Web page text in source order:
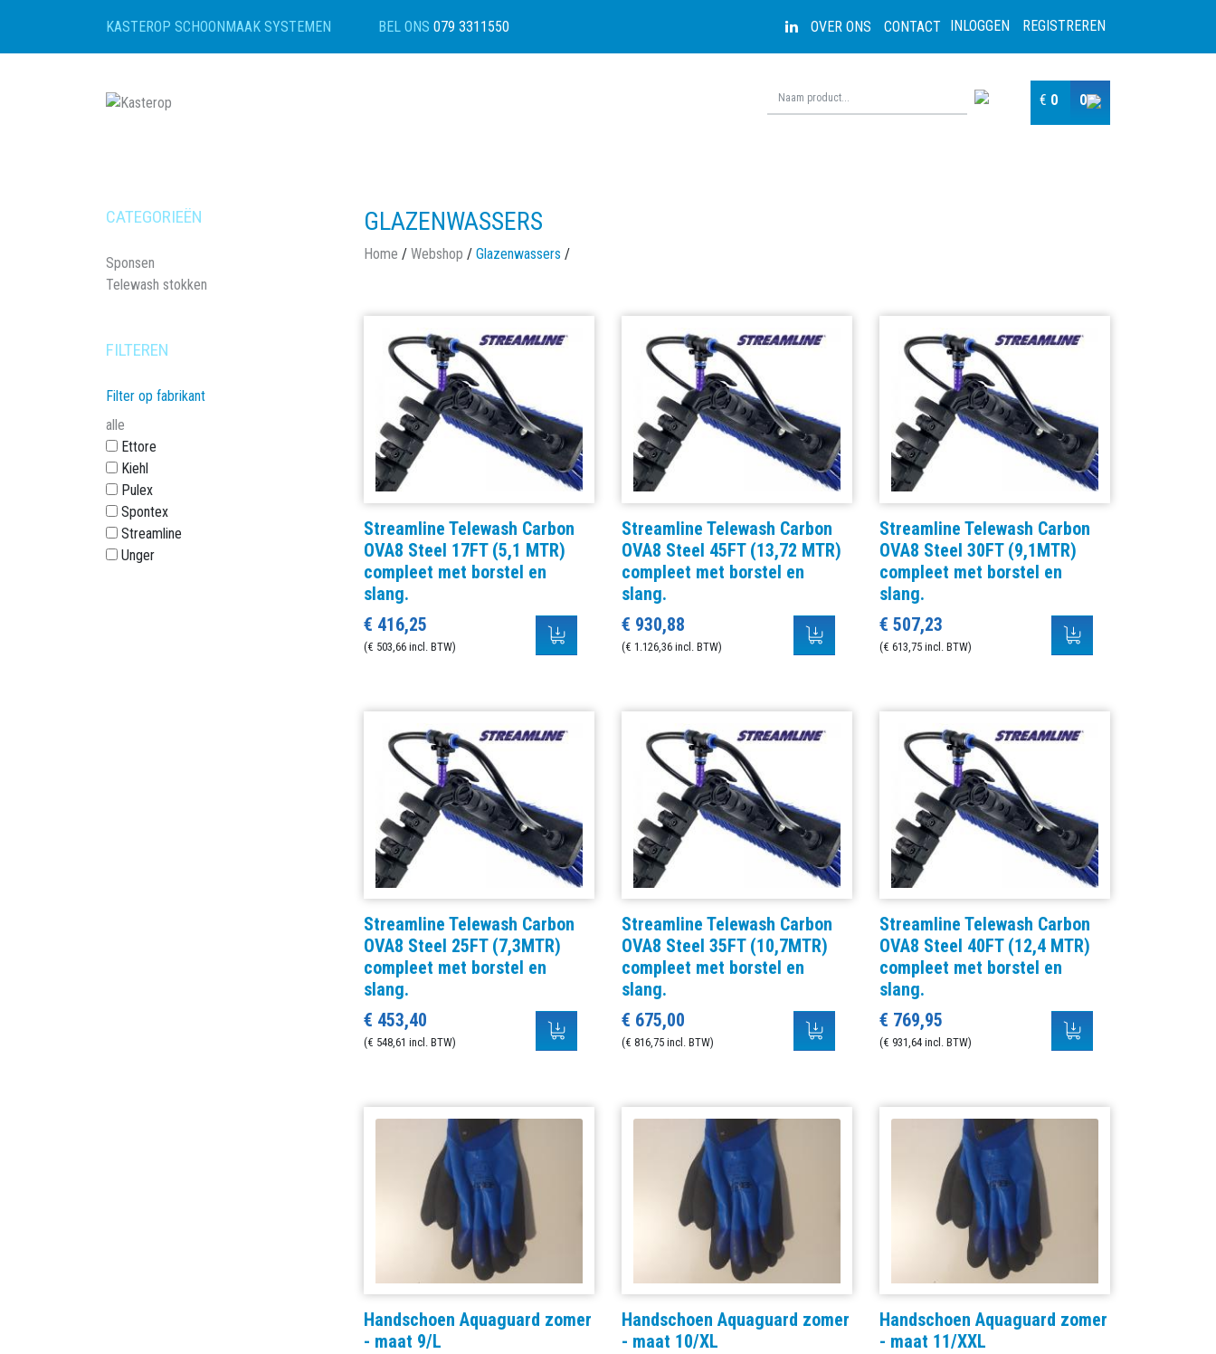
KASTEROP SCHOONMAAK SYSTEMEN BEL ONS 079 3311550 INLOGGEN REGISTREREN
OVER ONS CONTACT
€ 0 0
CATEGORIEËN
Sponsen
Telewash stokken
FILTEREN
Filter op fabrikant
alle
Ettore
Kiehl
Pulex
Spontex
Streamline
Unger
GLAZENWASSERS
Home / Webshop / Glazenwassers /
Streamline Telewash Carbon
OVA8 Steel 17FT (5,1 MTR)
compleet met borstel en
slang.
€ 416,25
(€ 503,66 incl. BTW)
Streamline Telewash Carbon
OVA8 Steel 45FT (13,72 MTR)
compleet met borstel en
slang.
€ 930,88
(€ 1.126,36 incl. BTW)
Streamline Telewash Carbon
OVA8 Steel 30FT (9,1MTR)
compleet met borstel en
slang.
€ 507,23
(€ 613,75 incl. BTW)
Streamline Telewash Carbon
OVA8 Steel 25FT (7,3MTR)
compleet met borstel en
slang.
€ 453,40
(€ 548,61 incl. BTW)
Streamline Telewash Carbon
OVA8 Steel 35FT (10,7MTR)
compleet met borstel en
slang.
€ 675,00
(€ 816,75 incl. BTW)
Streamline Telewash Carbon
OVA8 Steel 40FT (12,4 MTR)
compleet met borstel en
slang.
€ 769,95
(€ 931,64 incl. BTW)
Handschoen Aquaguard zomer
- maat 9/L
Handschoen Aquaguard zomer
- maat 10/XL
Handschoen Aquaguard zomer
- maat 11/XXL